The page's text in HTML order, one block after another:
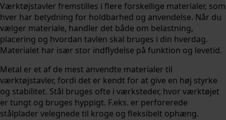
Værktøjstavler fremstilles i flere forskellige materialer, som
hver har betydning for holdbarhed og anvendelse. Når du
vælger materiale, handler det både om belastning,
placering og hvordan tavlen skal bruges i din hverdag.
Materialet har især stor indflydelse på funktion og levetid.
Metal er et af de mest anvendte materialer til
værktøjstavler, fordi det er kendt for at give en høj styrke
og stabilitet. Stål bruges ofte i værksteder, hvor værktøjet
er tungt og bruges hyppigt. F.eks. er perforerede
stålplader velegnede til kroge og fleksibelt ophæng.